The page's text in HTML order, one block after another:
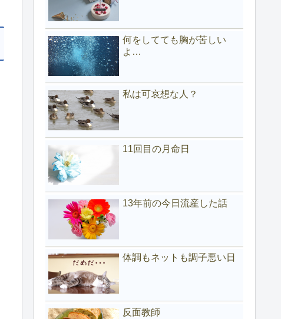
何をしてても胸が苦しい
よ…
私は可哀想な人？
11回目の月命日
13年前の今日流産した話
体調もネットも調子悪い日
反面教師